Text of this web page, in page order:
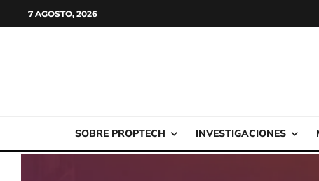
7 AGOSTO, 2026
SOBRE PROPTECH INVESTIGACIONES